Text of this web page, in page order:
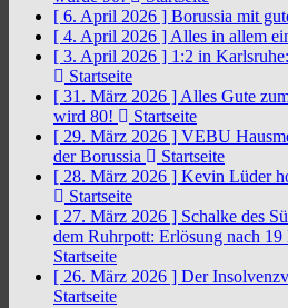
[ 6. April 2026 ] Borussia mit
[ 4. April 2026 ] Alles in allem
[ 3. April 2026 ] 1:2 in
Startseite
[ 31. März 2026 ] Alles Gute
wird 80!
Startseite
[ 29. März 2026 ] VEBU
der Borussia
Startseite
[ 28. März 2026 ] Kevin Lüder
Startseite
[ 27. März 2026 ] Schalke des
dem Ruhrpott: Erlösung nach
Startseite
[ 26. März 2026 ] Der
Startseite